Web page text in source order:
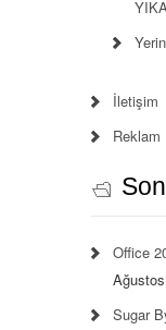
İletişim
Reklam
Office
Sugar